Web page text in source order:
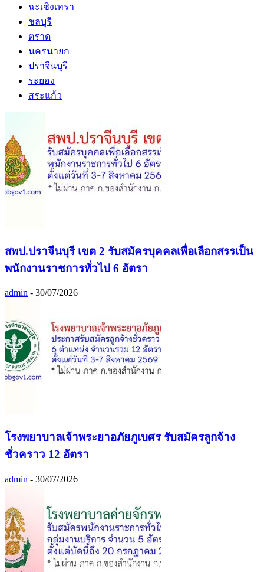
ฉะเชิงเทรา
ชลบุรี
ตราด
นครนายก
ปราจีนบุรี
ระยอง
สระแก้ว
สพป.ปราจีนบุรี เขต 2 รับสมัครบุคคลเพื่อเลือกสรรเป็น
พนักงานราชการทั่วไป 6 อัตรา
admin - 30/07/2026
โรงพยาบาลเจ้าพระยาอภัยภูเบศร รับสมัครลูกจ้าง
ชั่วคราว 12 อัตรา
admin - 30/07/2026